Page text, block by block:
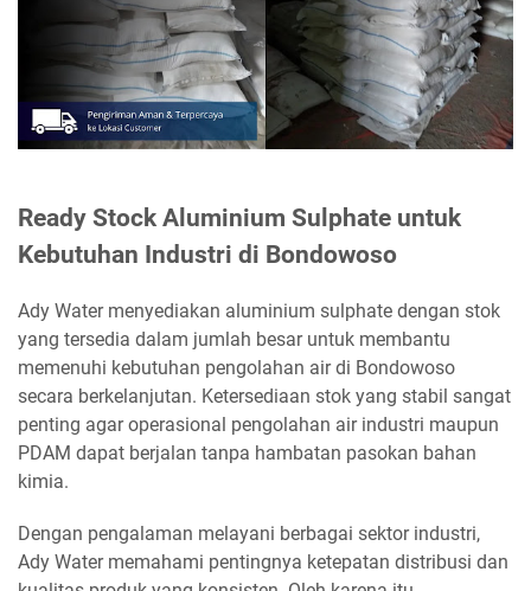
Ready Stock Aluminium Sulphate untuk
Kebutuhan Industri di Bondowoso
Ady Water menyediakan aluminium sulphate dengan stok
yang tersedia dalam jumlah besar untuk membantu
memenuhi kebutuhan pengolahan air di Bondowoso
secara berkelanjutan. Ketersediaan stok yang stabil sangat
penting agar operasional pengolahan air industri maupun
PDAM dapat berjalan tanpa hambatan pasokan bahan
kimia.
Dengan pengalaman melayani berbagai sektor industri,
Ady Water memahami pentingnya ketepatan distribusi dan